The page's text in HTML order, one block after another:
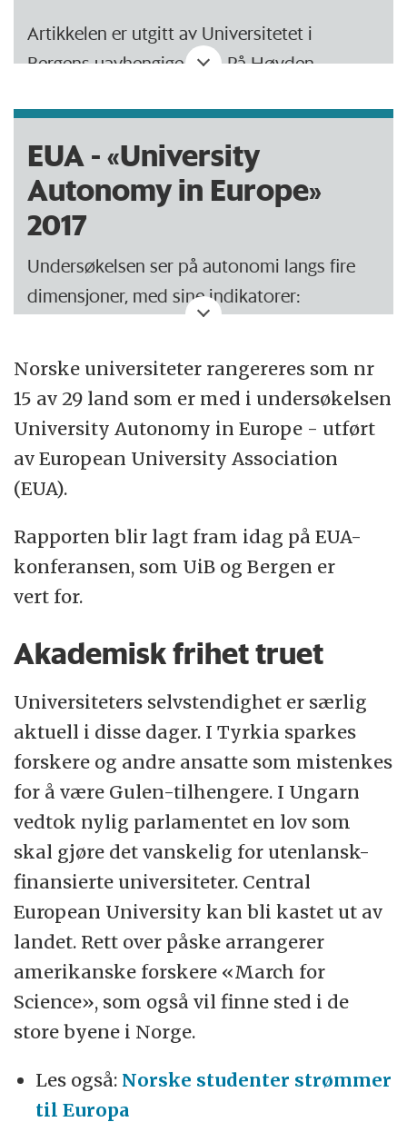
Artikkelen er utgitt av Universitetet i
Bergens uavhengige avis, På Høyden.
EUA - «University
Autonomy in Europe»
2017
Undersøkelsen ser på autonomi langs fire
dimensjoner, med sine indikatorer:
Økonomisk autonomi (11 indikatorer)
Ansettelsesautonomi (8 indikatorer)
Akademisk frihet (12 indikatorer)
29 land er med i undersøkelsen:
Austria, Brandenburg, Croatia, Denmark,
Hungary, Iceland, Ireland, Italy, Latvia,
North Rhine-Westphalia, Norway, Poland,
Portugal, Serbia, Slovakia, Slovenia, Spain,
Sweden, Switzerland, United
Kingdom, Wallonia.
EUA (The European University Association)
representerer universiteter i 47 land og
lobber mot Brussel på vegne av
europeiske læresteder.
Norske universiteter rangereres som nr
15 av 29 land som er med i undersøkelsen
University Autonomy in Europe - utført
av European University Association
(EUA).
Rapporten blir lagt fram idag på EUA-
konferansen, som UiB og Bergen er
vert for.
Akademisk frihet truet
Universiteters selvstendighet er særlig
aktuell i disse dager. I Tyrkia sparkes
forskere og andre ansatte som mistenkes
for å være Gulen-tilhengere. I Ungarn
vedtok nylig parlamentet en lov som
skal gjøre det vanskelig for utenlansk-
finansierte universiteter. Central
European University kan bli kastet ut av
landet. Rett over påske arrangerer
amerikanske forskere «March for
Science», som også vil finne sted i de
store byene i Norge.
Les også: Norske studenter strømmer
til Europa